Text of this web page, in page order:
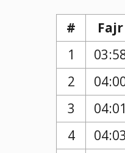
# Fajr
1
2
3
04:01
4
04:03